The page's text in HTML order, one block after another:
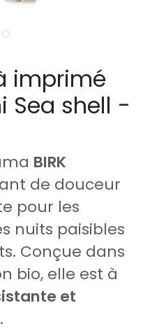
imprimé
Sea shell -
BIRK
de douceur
pour les
nuits paisibles
Conçue dans
bio, elle est à
et
.